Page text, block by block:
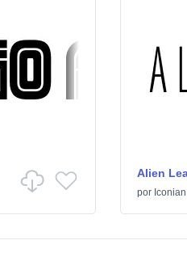
Alien
por